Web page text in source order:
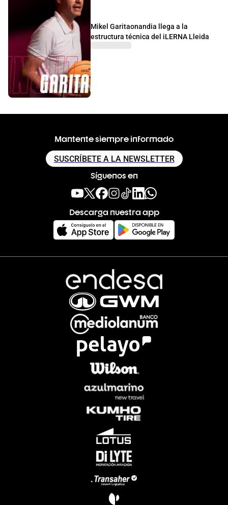
Mikel Garitaonandia llega a la
estructura técnica del iLERNA Lleida
Mantente siempre informado
SUSCRÍBETE A LA NEWSLETTER
Síguenos en
Descarga nuestra app